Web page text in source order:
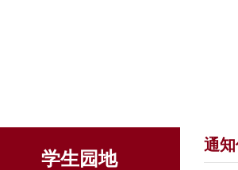
学生园地
通